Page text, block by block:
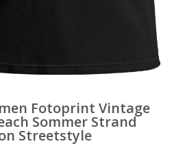
Fotoprint Vintage
Sommer Strand
Streetstyle